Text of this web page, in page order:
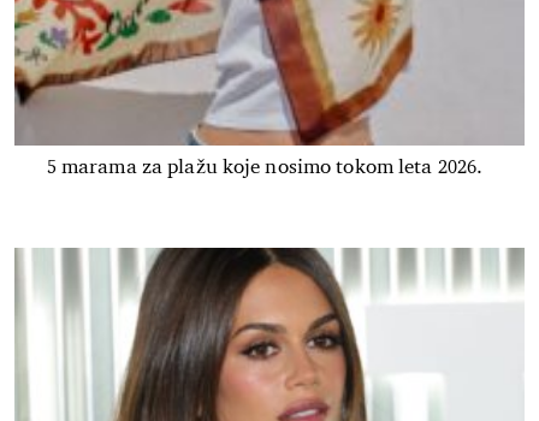
5 marama za plažu koje nosimo tokom leta 2026.